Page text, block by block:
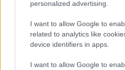
personalized advertising.
I want to allow Google to
related to analytics like
device identifiers in apps.
I want to allow Google to
La tua richiesta *